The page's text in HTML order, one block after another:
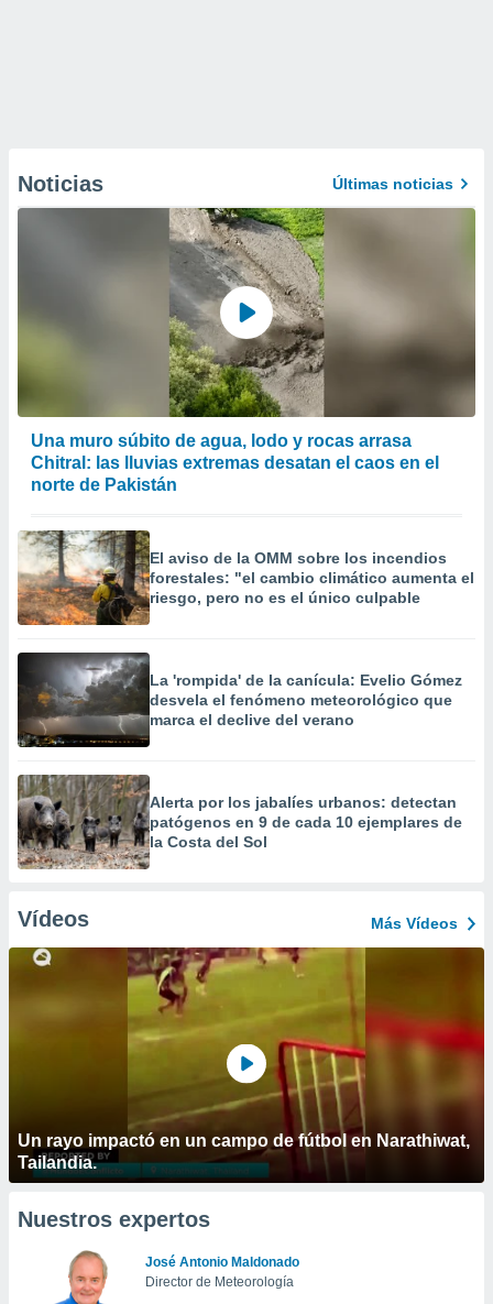
Noticias Últimas noticias
Una muro súbito de agua, lodo y rocas arrasa
Chitral: las lluvias extremas desatan el caos en el
norte de Pakistán
El aviso de la OMM sobre los incendios
forestales: "el cambio climático aumenta el
riesgo, pero no es el único culpable
La 'rompida' de la canícula: Evelio Gómez
desvela el fenómeno meteorológico que
marca el declive del verano
Alerta por los jabalíes urbanos: detectan
patógenos en 9 de cada 10 ejemplares de
la Costa del Sol
Vídeos Más Vídeos
Un rayo impactó en un campo de fútbol en Narathiwat,
Tailandia.
Nuestros expertos
José Antonio Maldonado
Director de Meteorología